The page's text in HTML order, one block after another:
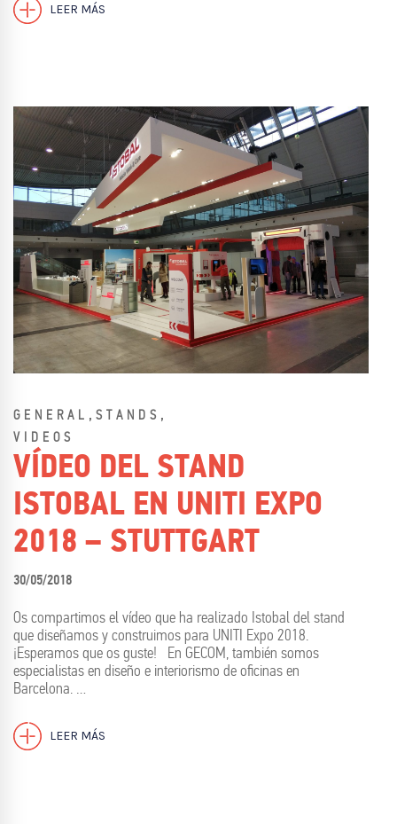
LEER MÁS
GENERAL , STANDS ,
VIDEOS
VÍDEO DEL STAND
ISTOBAL EN UNITI EXPO
2018 – STUTTGART
30/05/2018
Os compartimos el vídeo que ha realizado Istobal del stand
que diseñamos y construimos para UNITI Expo 2018.
¡Esperamos que os guste! En GECOM, también somos
especialistas en diseño e interiorismo de oficinas en
Barcelona. …
LEER MÁS